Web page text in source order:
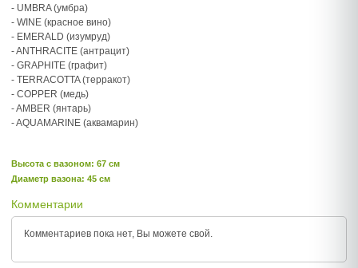
- UMBRA (умбра)
- WINE (красное вино)
- EMERALD (изумруд)
- ANTHRACITE (антрацит)
- GRAPHITE (графит)
- TERRACOTTA (терракот)
- COPPER (медь)
- AMBER (янтарь)
- AQUAMARINE (аквамарин)
Высота c вазоном: 67 см
Диаметр вазона: 45 см
Комментарии
Комментариев пока нет, Вы можете свой.